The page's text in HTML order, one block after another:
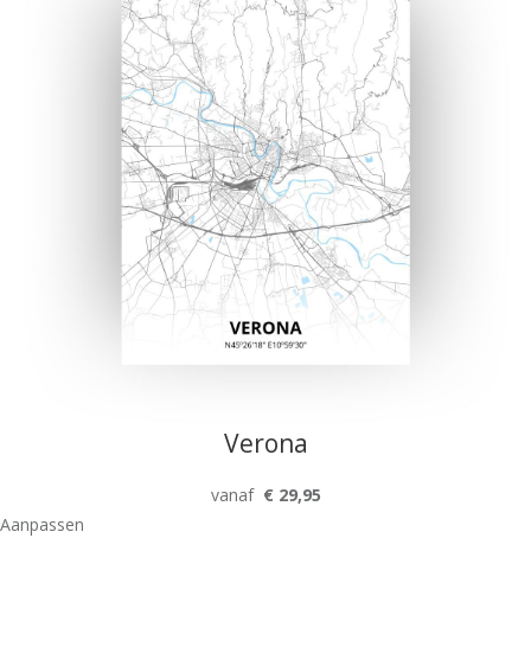
Verona
vanaf € 29,95
Aanpassen